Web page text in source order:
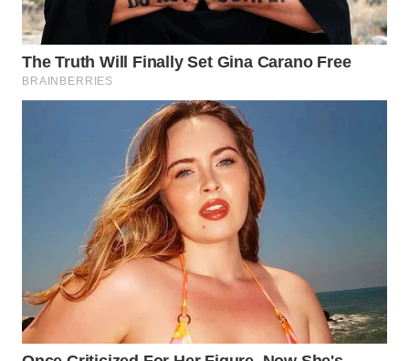
TRAVEL
WAHANA
TV
WAHANANEWS
WAHANANEWS
NET
WAHANA
SPORT